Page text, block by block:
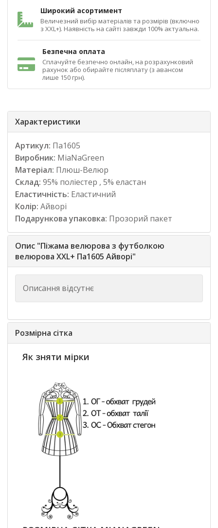
Широкий асортимент
Величезний вибір матеріалів та розмірів (включно
з XXL+). Наявність на сайті завжди 100% актуальна.
Безпечна оплата
Сплачуйте безпечно онлайн, на розрахунковий
рахунок або обирайте післяплату (з авансом
лише 150 грн).
Характеристики
Артикул: Па1605
Виробник: MiaNaGreen
Матеріал: Плюш-Велюр
Склад: 95% поліестер , 5% еластан
Еластичність: Еластичний
Колір: Айворі
Подарункова упаковка: Прозорий пакет
Опис "Піжама велюрова з футболкою
велюрова XXL+ Па1605 Айворі"
Описання відсутнє
Розмірна сітка
Як зняти мірки